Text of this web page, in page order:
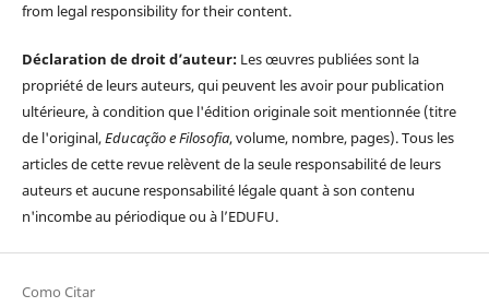
from legal responsibility for their content.
Déclaration de droit d’auteur: Les œuvres publiées sont la
propriété de leurs auteurs, qui peuvent les avoir pour publication
ultérieure, à condition que l'édition originale soit mentionnée (titre
de l'original,Educação e Filosofia, volume, nombre, pages). Tous les
articles de cette revue relèvent de la seule responsabilité de leurs
auteurs et aucune responsabilité légale quant à son contenu
n'incombe au périodique ou à l’EDUFU.
Como Citar